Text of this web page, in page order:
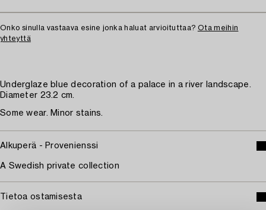
Onko sinulla vastaava esine jonka haluat arvioituttaa? Ota meihin
yhteyttä
Underglaze blue decoration of a palace in a river landscape.
Diameter 23.2 cm.
Some wear. Minor stains.
Alkuperä - Provenienssi
A Swedish private collection
Tietoa ostamisesta